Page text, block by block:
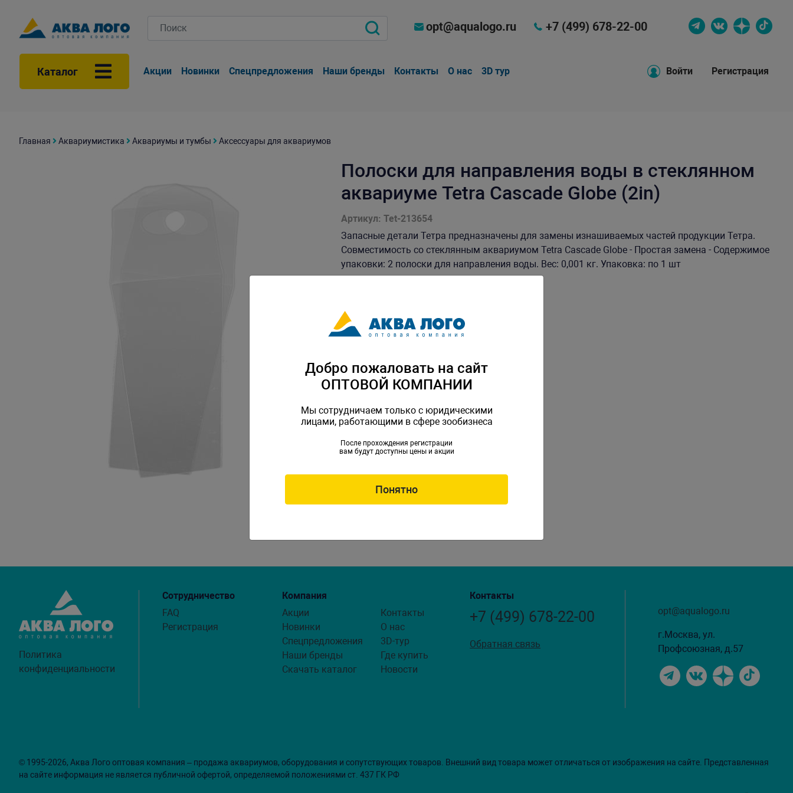
opt@aqualogo.ru +7 (499) 678-22-00
Каталог Акции Новинки Спецпредложения Наши бренды Контакты О нас 3D тур Войти Регистрация
Главная Аквариумистика Аквариумы и тумбы Аксессуары для аквариумов
Полоски для направления воды в стеклянном
аквариуме Tetra Cascade Globe (2in)
Артикул: Tet-213654
Запасные детали Тетра предназначены для замены изнашиваемых частей продукции Тетра.
Совместимость со стеклянным аквариумом Tetra Cascade Globe - Простая замена - Содержимое
упаковки: 2 полоски для направления воды. Вес: 0,001 кг. Упаковка: по 1 шт
Политика
конфиденциальности
Сотрудничество
FAQ
Регистрация
Компания
Акции
Новинки
Спецпредложения
Наши бренды
Скачать каталог
Контакты
О нас
3D-тур
Где купить
Новости
Контакты
+7 (499) 678-22-00
Обратная связь
opt@aqualogo.ru
г.Москва, ул.
Профсоюзная, д.57
© 1995-2026, Аква Лого оптовая компания – продажа аквариумов, оборудования и сопутствующих товаров. Внешний вид товара может отличаться от изображения на сайте. Представленная
на сайте информация не является публичной офертой, определяемой положениями ст. 437 ГК РФ
Добро пожаловать на сайт
ОПТОВОЙ КОМПАНИИ
Мы сотрудничаем только с юридическими
лицами, работающими в сфере зообизнеса
После прохождения регистрации
вам будут доступны цены и акции
Понятно